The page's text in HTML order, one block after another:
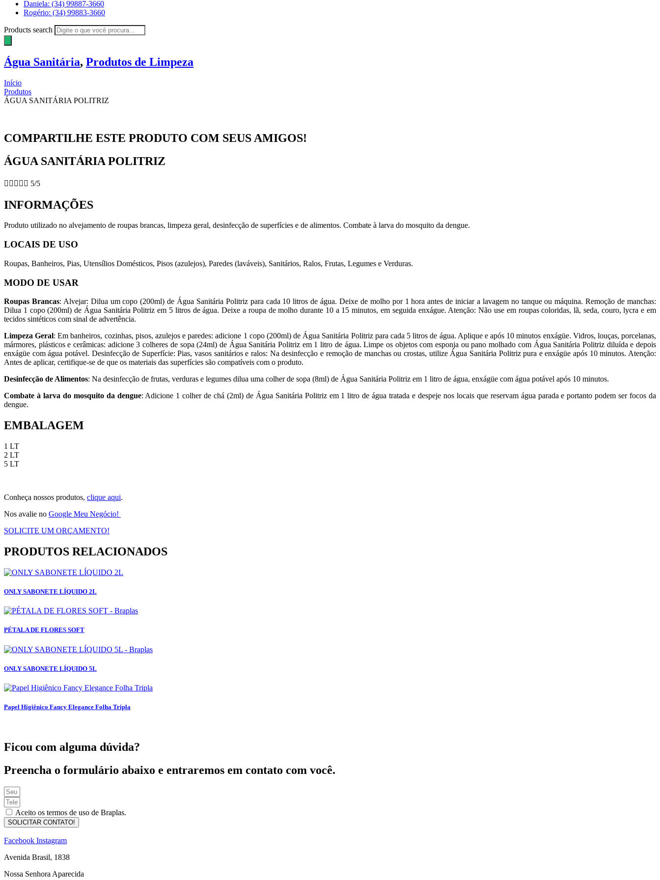
Daniela: (34) 99887-3660
Rogério: (34) 99883-3660
Products search
Água Sanitária, Produtos de Limpeza
Início
Produtos
ÁGUA SANITÁRIA POLITRIZ
COMPARTILHE ESTE PRODUTO COM SEUS AMIGOS!
ÁGUA SANITÁRIA POLITRIZ
     5/5
INFORMAÇÕES
Produto utilizado no alvejamento de roupas brancas, limpeza geral, desinfecção de superfícies e de alimentos. Combate à larva do mosquito da dengue.
LOCAIS DE USO
Roupas, Banheiros, Pias, Utensílios Domésticos, Pisos (azulejos), Paredes (laváveis), Sanitários, Ralos, Frutas, Legumes e Verduras.
MODO DE USAR
Roupas Brancas: Alvejar: Dilua um copo (200ml) de Água Sanitária Politriz para cada 10 litros de água. Deixe de molho por 1 hora antes de iniciar a lavagem no tanque ou máquina. Remoção de manchas:
Dilua 1 copo (200ml) de Água Sanitária Politriz em 5 litros de água. Deixe a roupa de molho durante 10 a 15 minutos, em seguida enxágue. Atenção: Não use em roupas coloridas, lã, seda, couro, lycra e em
tecidos sintéticos com sinal de advertência.
Limpeza Geral: Em banheiros, cozinhas, pisos, azulejos e paredes: adicione 1 copo (200ml) de Água Sanitária Politriz para cada 5 litros de água. Aplique e após 10 minutos enxágüe. Vidros, louças, porcelanas,
mármores, plásticos e cerâmicas: adicione 3 colheres de sopa (24ml) de Água Sanitária Politriz em 1 litro de água. Limpe os objetos com esponja ou pano molhado com Água Sanitária Politriz diluída e depois
enxágüe com água potável. Desinfecção de Superfície: Pias, vasos sanitários e ralos: Na desinfecção e remoção de manchas ou crostas, utilize Água Sanitária Politriz pura e enxágüe após 10 minutos. Atenção:
Antes de aplicar, certifique-se de que os materiais das superfícies são compatíveis com o produto.
Desinfecção de Alimentos: Na desinfecção de frutas, verduras e legumes dilua uma colher de sopa (8ml) de Água Sanitária Politriz em 1 litro de água, enxágüe com água potável após 10 minutos.
Combate à larva do mosquito da dengue: Adicione 1 colher de chá (2ml) de Água Sanitária Politriz em 1 litro de água tratada e despeje nos locais que reservam água parada e portanto podem ser focos da
dengue.
EMBALAGEM
1 LT
2 LT
5 LT
Conheça nossos produtos, clique aqui.
Nos avalie no Google Meu Negócio!
SOLICITE UM ORÇAMENTO!
PRODUTOS RELACIONADOS
ONLY SABONETE LÍQUIDO 2L
PÉTALA DE FLORES SOFT
ONLY SABONETE LÍQUIDO 5L
Papel Higiênico Fancy Elegance Folha Tripla
Ficou com alguma dúvida?
Preencha o formulário abaixo e entraremos em contato com você.
Aceito os termos de uso de Braplas.
SOLICITAR CONTATO!
Facebook Instagram
Avenida Brasil, 1838
Nossa Senhora Aparecida